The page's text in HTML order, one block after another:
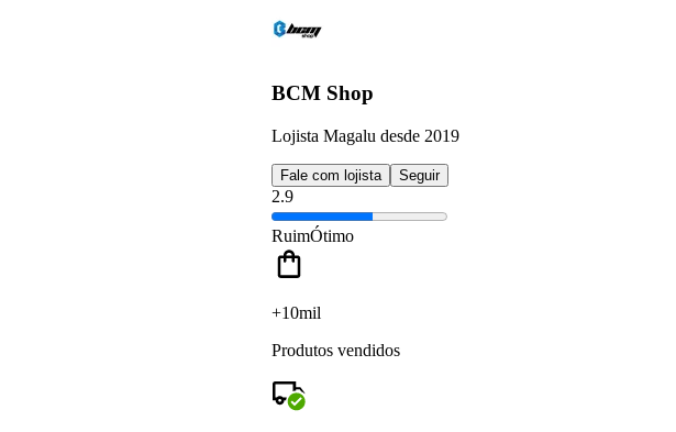
BCM Shop
Lojista Magalu desde 2019
Fale com lojista Seguir
2.9
RuimÓtimo
+10mil
Produtos vendidos